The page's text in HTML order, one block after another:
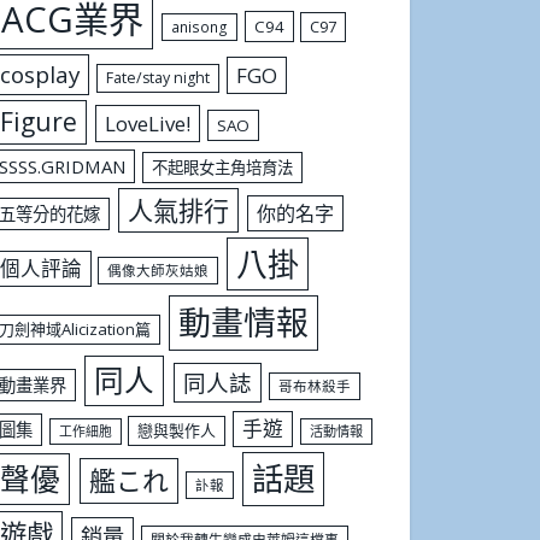
ACG業界 anisong C94 C97
cosplay Fate/stay night FGO
Figure LoveLive! SAO
SSSS.GRIDMAN 不起眼女主角培育法
五等分的花嫁 人氣排行 你的名字
個人評論 偶像大師灰姑娘 八掛
刀劍神域Alicization篇 動畫情報
動畫業界 同人 同人誌 哥布林殺手
圖集 工作細胞 戀與製作人 手遊 活動情報
聲優 艦これ 訃報 話題